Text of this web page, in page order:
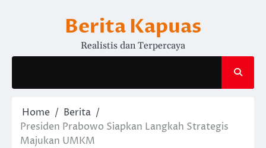
Berita Kapuas
Realistis dan Terpercaya
Home
Berita
Presiden Prabowo Siapkan Langkah Strategis
Majukan UMKM